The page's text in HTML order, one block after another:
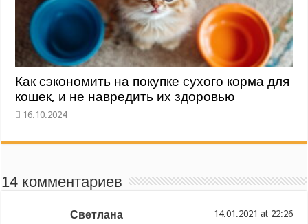
Как сэкономить на покупке сухого корма для
кошек, и не навредить их здоровью
14 комментариев
Светлана at